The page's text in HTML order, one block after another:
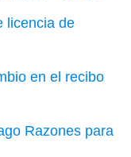
licencia de
en el recibo
Razones para